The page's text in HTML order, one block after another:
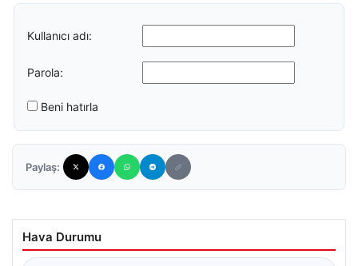
Kullanıcı adı:
Parola:
Beni hatırla
Paylaş:
Hava Durumu